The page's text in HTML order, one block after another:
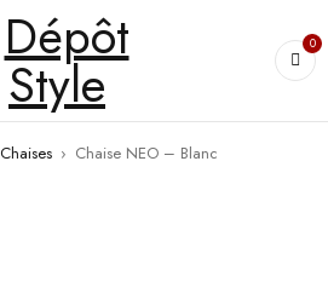
0
Chaises › Chaise NEO – Blanc